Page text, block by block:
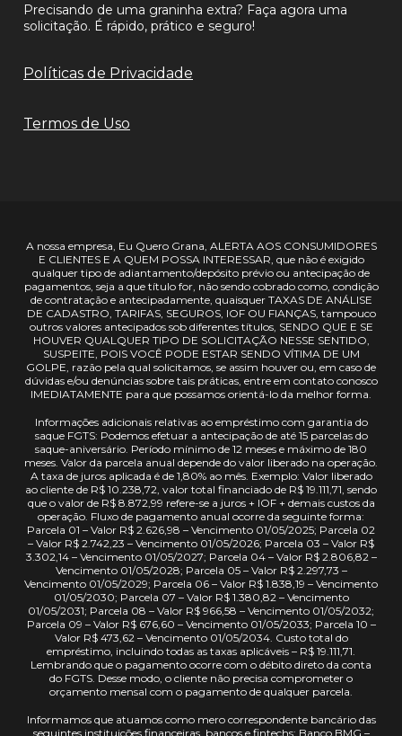
Precisando de uma graninha extra? Faça agora uma
solicitação. É rápido, prático e seguro!
Políticas de Privacidade
Termos de Uso
A nossa empresa, Eu Quero Grana, ALERTA AOS CONSUMIDORES
E CLIENTES E A QUEM POSSA INTERESSAR, que não é exigido
qualquer tipo de adiantamento/depósito prévio ou antecipação de
pagamentos, seja a que título for, não sendo cobrado como, condição
de contratação e antecipadamente, quaisquer TAXAS DE ANÁLISE
DE CADASTRO, TARIFAS, SEGUROS, IOF OU FIANÇAS, tampouco
outros valores antecipados sob diferentes títulos, SENDO QUE E SE
HOUVER QUALQUER TIPO DE SOLICITAÇÃO NESSE SENTIDO,
SUSPEITE, POIS VOCÊ PODE ESTAR SENDO VÍTIMA DE UM
GOLPE, razão pela qual solicitamos, se assim houver ou, em caso de
dúvidas e/ou denúncias sobre tais práticas, entre em contato conosco
IMEDIATAMENTE para que possamos orientá-lo da melhor forma.
Informações adicionais relativas ao empréstimo com garantia do
saque FGTS: Podemos efetuar a antecipação de até 15 parcelas do
saque-aniversário. Período mínimo de 12 meses e máximo de 180
meses. Valor da parcela anual depende do valor liberado na operação.
A taxa de juros aplicada é de 1,80% ao mês. Exemplo: Valor liberado
ao cliente de R$ 10.238,72, valor total financiado de R$ 19.111,71, sendo
que o valor de R$ 8.872,99 refere-se a juros + IOF + demais custos da
operação. Fluxo de pagamento anual ocorre da seguinte forma:
Parcela 01 – Valor R$ 2.626,98 – Vencimento 01/05/2025; Parcela 02
– Valor R$ 2.742,23 – Vencimento 01/05/2026; Parcela 03 – Valor R$
3.302,14 – Vencimento 01/05/2027; Parcela 04 – Valor R$ 2.806,82 –
Vencimento 01/05/2028; Parcela 05 – Valor R$ 2.297,73 –
Vencimento 01/05/2029; Parcela 06 – Valor R$ 1.838,19 – Vencimento
01/05/2030; Parcela 07 – Valor R$ 1.380,82 – Vencimento
01/05/2031; Parcela 08 – Valor R$ 966,58 – Vencimento 01/05/2032;
Parcela 09 – Valor R$ 676,60 – Vencimento 01/05/2033; Parcela 10 –
Valor R$ 473,62 – Vencimento 01/05/2034. Custo total do
empréstimo, incluindo todas as taxas aplicáveis – R$ 19.111,71.
Lembrando que o pagamento ocorre com o débito direto da conta
do FGTS. Desse modo, o cliente não precisa comprometer o
orçamento mensal com o pagamento de qualquer parcela.
Informamos que atuamos como mero correspondente bancário das
seguintes instituições financeiras, bancos e fintechs: Banco BMG –